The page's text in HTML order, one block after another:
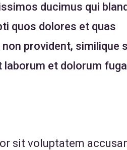
ducimus qui
quos dolores et quas
provident, similique
et dolorum
sit voluptatem